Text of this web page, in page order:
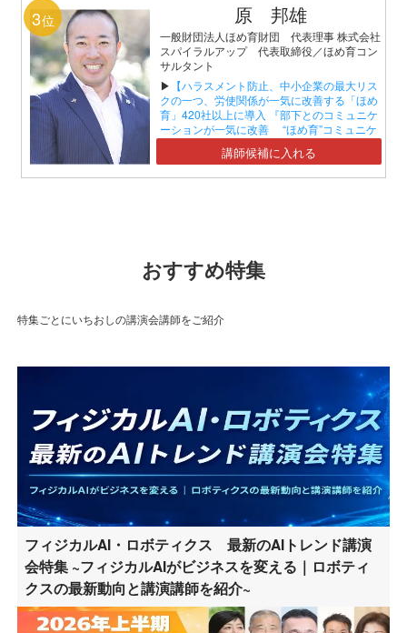
3位 原 邦雄
一般財団法人ほめ育財団 代表理事 株式会社
スパイラルアップ 代表取締役／ほめ育コン
サルタント
▶ 【ハラスメント防止、中小企業の最大リス
クの一つ、労使関係が一気に改善する「ほめ
育」420社以上に導入 『部下とのコミュニケ
ーションが一気に改善 “ほめ育”コミュニケ
ーションセミナー』】講師候補に入れる
おすすめ特集
特集ごとにいちおしの講演会講師をご紹介
フィジカルAI・ロボティクス 最新のAIトレンド講演
会特集 ~フィジカルAIがビジネスを変える｜ロボティ
クスの最新動向と講演講師を紹介~